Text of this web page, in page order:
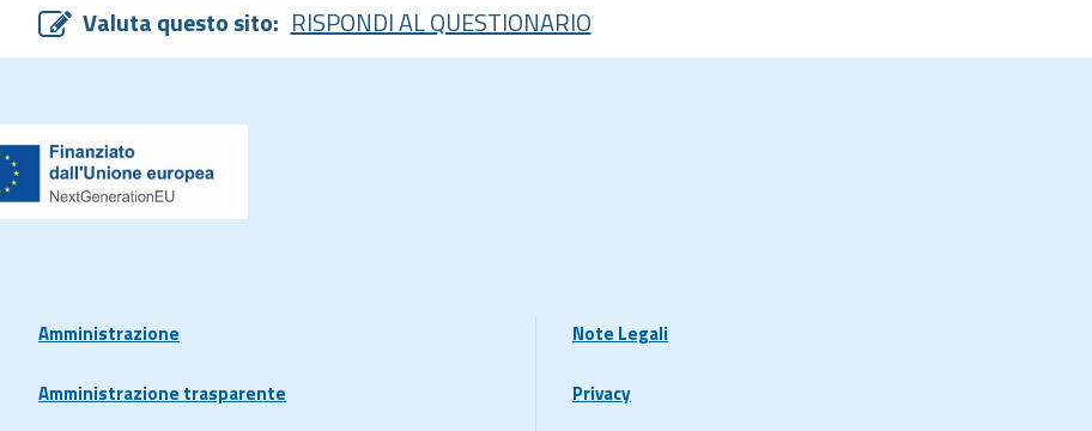
Valuta questo sito: RISPONDI AL QUESTIONARIO
Amministrazione
Amministrazione trasparente
Note Legali
Privacy